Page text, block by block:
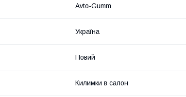
Avto-Gumm
Україна
Новий
Килимки в салон